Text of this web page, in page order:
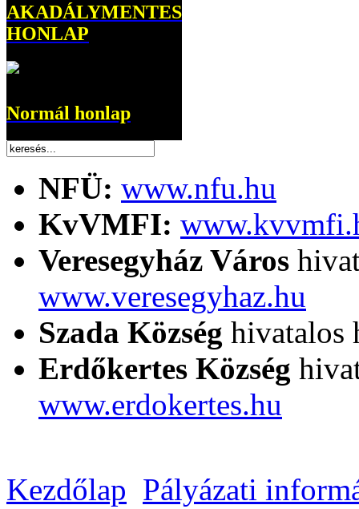
AKADÁLYMENTES
HONLAP
Normál honlap
NFÜ: www.nfu.hu
KvVMFI:
Veresegyház Város
www.veresegyhaz.hu
Szada Község hivatalos
Erdőkertes Község
www.erdokertes.hu
Kezdőlap Pályázati